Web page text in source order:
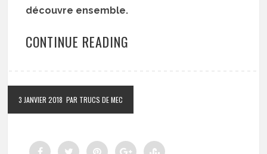
découvre ensemble.
CONTINUE READING
3 JANVIER 2018 PAR TRUCS DE MEC